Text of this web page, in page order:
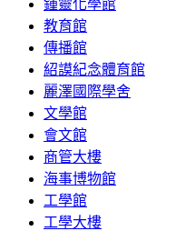
鍾靈化學館
教育館
傳播館
紹謨紀念體育館
麗澤國際學舍
文學館
會文館
商管大樓
海事博物館
工學館
工學大樓